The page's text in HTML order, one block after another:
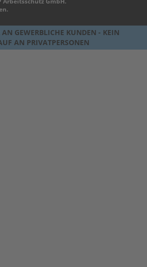
GEWERBLICHE KUNDEN - KEIN
AN PRIVATPERSONEN